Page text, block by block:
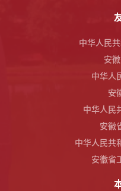
中华人民
安
中华人
安
中华人民
安徽
中华人民共
安徽省